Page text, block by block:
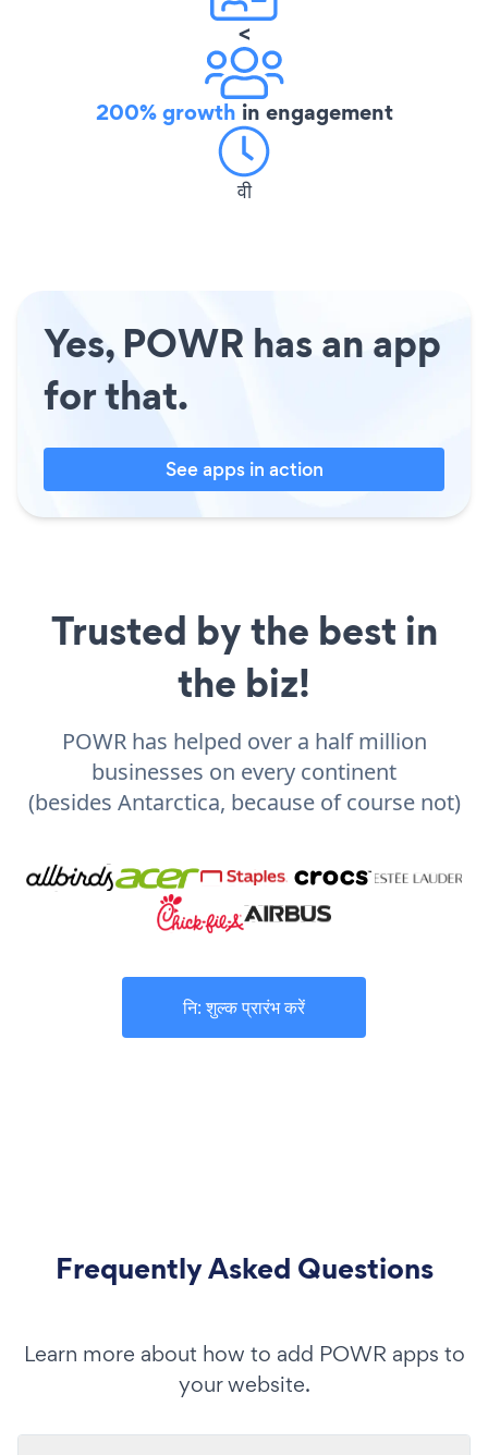
<
200% growth in engagement
वी
Yes, POWR has an app
for that.
See apps in action
Trusted by the best in
the biz!
POWR has helped over a half million
businesses on every continent
(besides Antarctica, because of course not)
नि: शुल्क प्रारंभ करें
Frequently Asked Questions
Learn more about how to add POWR apps to
your website.